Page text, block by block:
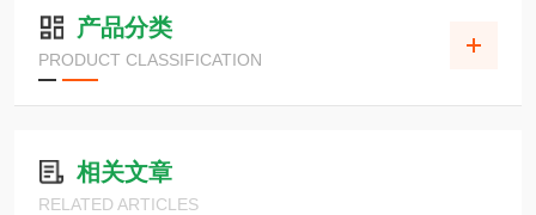
产品分类
PRODUCT CLASSIFICATION
相关文章
RELATED ARTICLES